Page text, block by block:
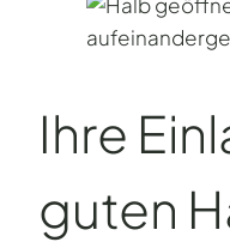
Ihre
guten